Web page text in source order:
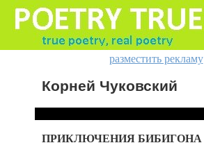
разместить рекламу
Корней Чуковский
ПРИКЛЮЧЕНИЯ БИБИГОНА